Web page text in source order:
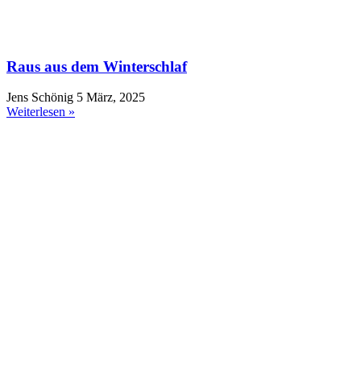
Raus aus dem Winterschlaf
Jens Schönig 5 März, 2025
Weiterlesen »